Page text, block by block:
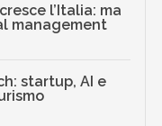
l’Italia: ma
management
startup, AI e